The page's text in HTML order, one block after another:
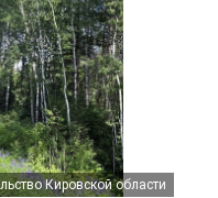
Кировской области